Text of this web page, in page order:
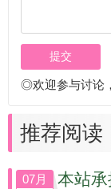
◎欢迎参与讨论
推荐阅读
07月